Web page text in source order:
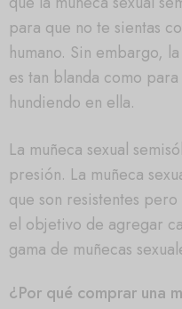
para que no te sientas
humano. Sin embargo,
es tan blanda como
hundiendo en ella.
La muñeca sexual
presión. La muñeca
que son resistentes
el objetivo de agregar
gama de muñecas
¿Por qué comprar una